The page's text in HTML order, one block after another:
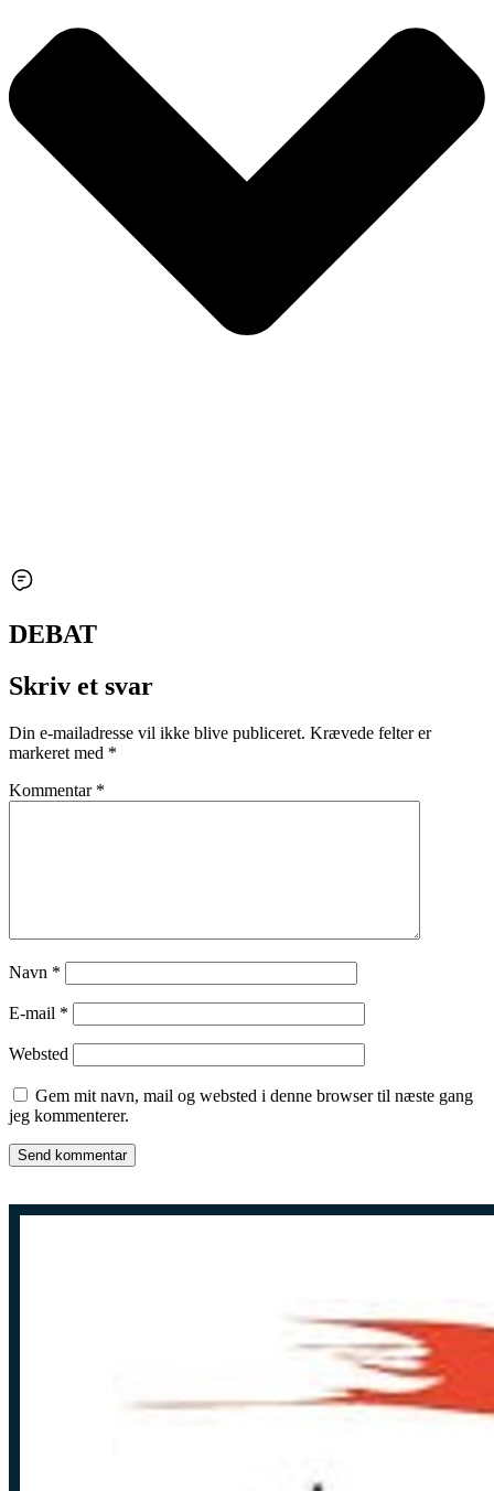
DEBAT
Skriv et svar
Din e-mailadresse vil ikke blive publiceret. Krævede felter er
markeret med *
Kommentar *
Navn *
E-mail *
Websted
Gem mit navn, mail og websted i denne browser til næste gang
jeg kommenterer.